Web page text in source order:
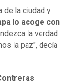
de la ciudad y
lo acoge con
la verdad
la paz", decía